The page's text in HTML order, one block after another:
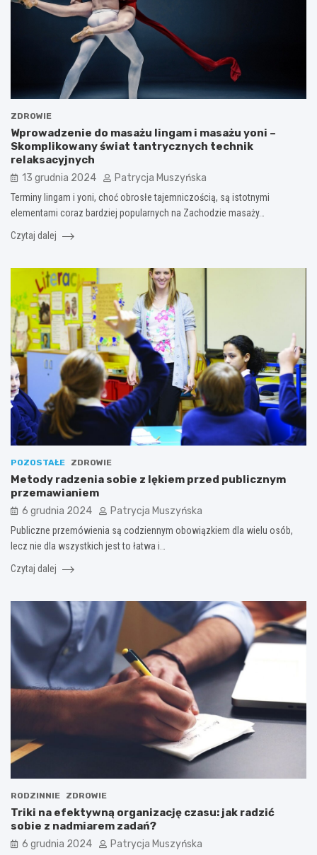
ZDROWIE
Wprowadzenie do masażu lingam i masażu yoni –
Skomplikowany świat tantrycznych technik
relaksacyjnych
13 grudnia 2024 Patrycja Muszyńska
Terminy lingam i yoni, choć obrosłe tajemniczością, są istotnymi
elementami coraz bardziej popularnych na Zachodzie masaży…
Czytaj dalej
POZOSTAŁE ZDROWIE
Metody radzenia sobie z lękiem przed publicznym
przemawianiem
6 grudnia 2024 Patrycja Muszyńska
Publiczne przemówienia są codziennym obowiązkiem dla wielu osób,
lecz nie dla wszystkich jest to łatwa i…
Czytaj dalej
RODZINNIE ZDROWIE
Triki na efektywną organizację czasu: jak radzić
sobie z nadmiarem zadań?
6 grudnia 2024 Patrycja Muszyńska